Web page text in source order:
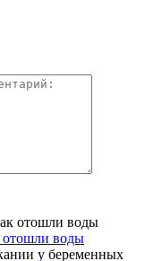
отошли воды